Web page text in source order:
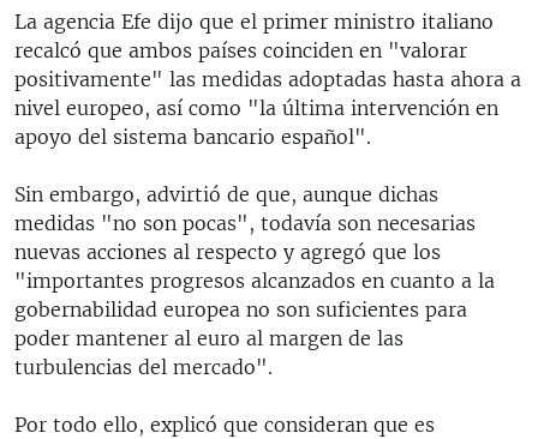
La agencia Efe dijo que el primer ministro italiano
recalcó que ambos países coinciden en "valorar
positivamente" las medidas adoptadas hasta ahora a
nivel europeo, así como "la última intervención en
apoyo del sistema bancario español".
Sin embargo, advirtió de que, aunque dichas
medidas "no son pocas", todavía son necesarias
nuevas acciones al respecto y agregó que los
"importantes progresos alcanzados en cuanto a la
gobernabilidad europea no son suficientes para
poder mantener al euro al margen de las
turbulencias del mercado".
Por todo ello, explicó que consideran que es